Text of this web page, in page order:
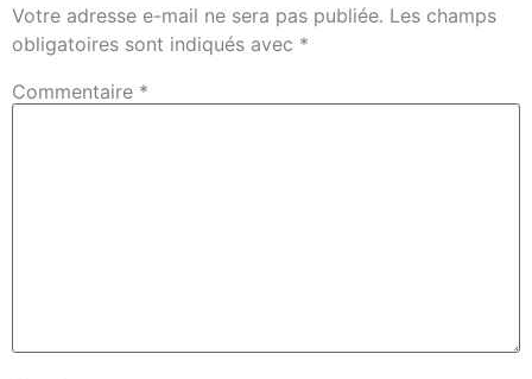
Votre adresse e-mail ne sera pas publiée. Les champs
obligatoires sont indiqués avec *
Commentaire *